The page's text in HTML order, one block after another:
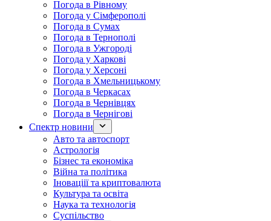
Погода в Рівному
Погода у Сімферополі
Погода в Сумах
Погода в Тернополі
Погода в Ужгороді
Погода у Харкові
Погода у Херсоні
Погода в Хмельницькому
Погода в Черкасах
Погода в Чернівцях
Погода в Чернігові
Спектр новини
Авто та автоспорт
Астрологія
Бізнес та економіка
Війна та політика
Іноваціії та криптовалюта
Культура та освіта
Наука та технологія
Суспільство